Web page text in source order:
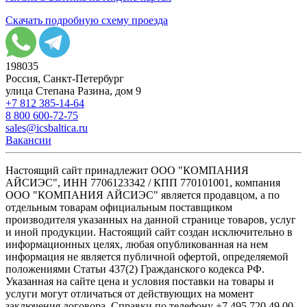
Скачать подробную схему проезда
198035
Россия, Санкт-Петербург
улица Степана Разина, дом 9
+7 812 385-14-64
8 800 600-72-75
sales@icsbaltica.ru
Вакансии
Настоящий сайт принадлежит ООО "КОМПАНИЯ
АЙСИЭС", ИНН 7706123342 / КПП 770101001, компания
ООО "КОМПАНИЯ АЙСИЭС" является продавцом, а по
отдельным товарам официальным поставщиком
производителя указанных на данной странице товаров, услуг
и иной продукции. Настоящий сайт создан исключительно в
информационных целях, любая опубликованная на нем
информация не является публичной офертой, определяемой
положениями Статьи 437(2) Гражданского кодекса РФ.
Указанная на сайте цена и условия поставки на товары и
услуги могут отличаться от действующих на момент